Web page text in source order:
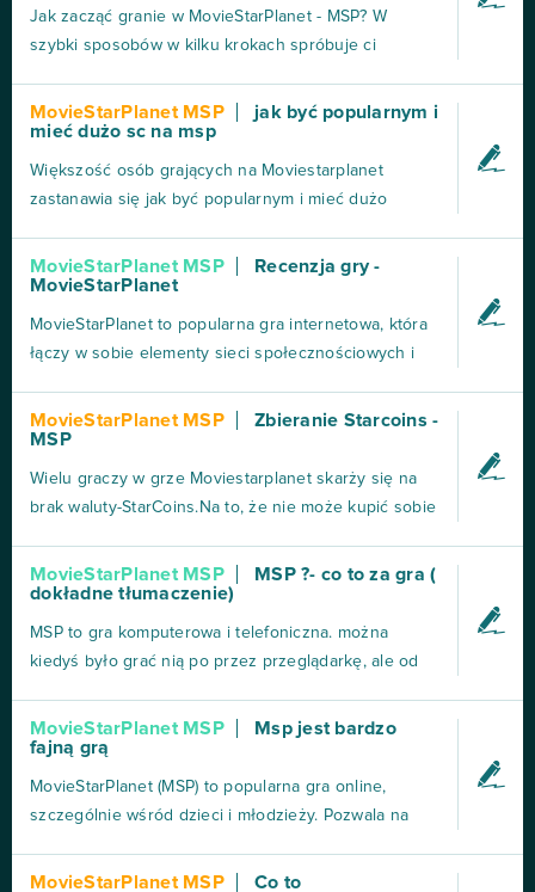
nie j...
Jak zacząć granie w MovieStarPlanet - MSP? W
szybki sposobów w kilku krokach spróbuje ci
od stworzenia konta. 1) Po wejścia do gry, musisz
kliknąć na przycisk „Graj teraz”. Teraz wybierasz
jakiej płci będzie twoja Movistar, jaki będzie mieć
kolor sk...
MovieStarPlanet MSP
jak być popularnym i
mieć dużo sc na msp
Większość osób grających na Moviestarplanet
zastanawia się jak być popularnym i mieć dużo
temu sporo czasu i mieć cierpliwość. Czasem
zdarzają się takie osoby, które nie będą chciały nam
pomóc się rozwijać na msp i będą odpisywać na
nasze prośby...
MovieStarPlanet MSP
Recenzja gry -
MovieStarPlanet
MovieStarPlanet to popularna gra internetowa, która
łączy w sobie elementy sieci społecznościowych i
do dzieci i młodzieży. Można tam grać ze znajomymi,
poznawać różne ciekawe osoby i przede wszystkim
spędzać czas dobrze się bawiąc. Jedną z głównych
z...
MovieStarPlanet MSP
Zbieranie Starcoins -
MSP
Wielu graczy w grze Moviestarplanet skarży się na
brak waluty-StarCoins.Na to, że nie może kupić sobie
look, dodatki do pokoju są zbyt drogie, lub, że po
prostu nie chcę im się spędzać tyle czasu w grze na
zebranie waluty, by następnie wydać ją na jede...
MovieStarPlanet MSP
MSP ?- co to za gra (
dokładne tłumaczenie)
MSP to gra komputerowa i telefoniczna. można
kiedyś było grać nią po przez przeglądarkę, ale od
można zainstalować za darmo na telefonie przez
sklep play a na komputerze przez google do tego
nie potrzeba innych aplikacji więc nie trzeba się bać
MovieStarPlanet MSP
Msp jest bardzo
fajną grą
MovieStarPlanet (MSP) to popularna gra online,
szczególnie wśród dzieci i młodzieży. Pozwala na
wirtualnego świata, zdobywanie sławy i przyjaźni.
MovieStarPlanet MSP
Co to